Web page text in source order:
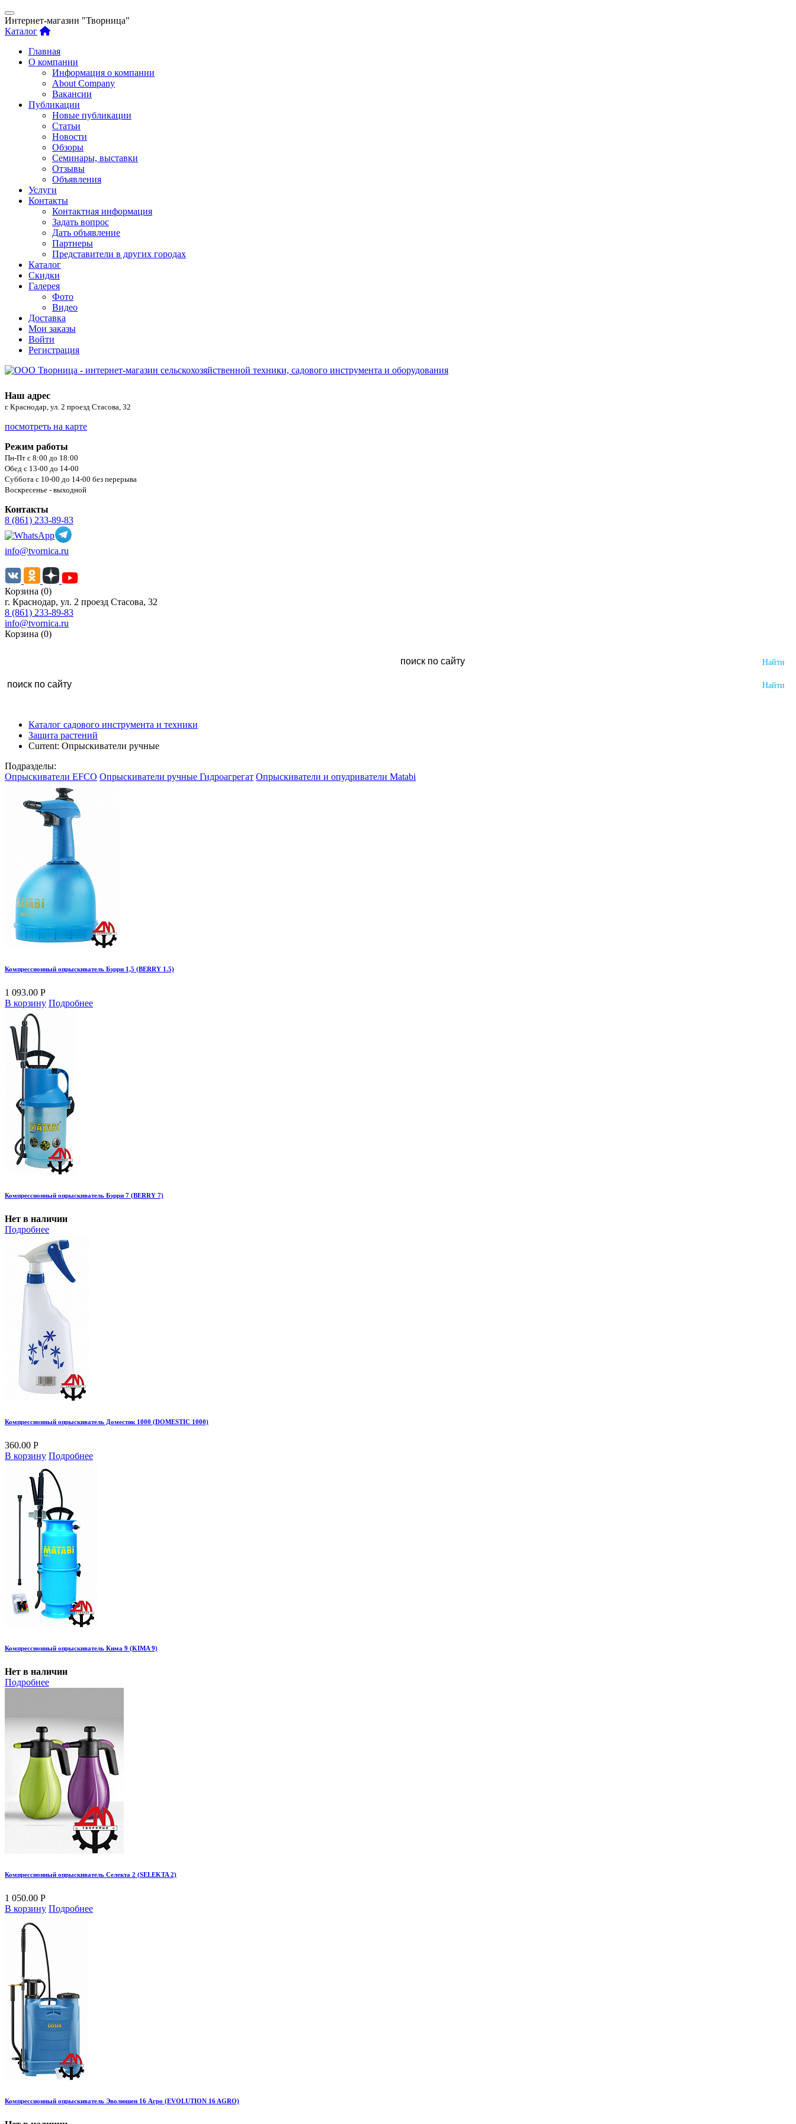
Интернет-магазин "Творница"
Каталог
Главная
О компании
Информация о компании
About Company
Вакансии
Публикации
Новые публикации
Статьи
Новости
Обзоры
Семинары, выставки
Отзывы
Объявления
Услуги
Контакты
Контактная информация
Задать вопрос
Дать объявление
Партнеры
Представители в других городах
Каталог
Скидки
Галерея
Фото
Видео
Доставка
Мои заказы
Войти
Регистрация
Наш адрес
г. Краснодар, ул. 2 проезд Стасова, 32
посмотреть на карте
Режим работы
Пн-Пт с 8:00 до 18:00
Обед с 13-00 до 14-00
Суббота с 10-00 до 14-00 без перерыва
Воскресенье - выходной
Контакты
8 (861) 233-89-83
info@tvornica.ru
Корзина (0)
г. Краснодар, ул. 2 проезд Стасова, 32
8 (861) 233-89-83
info@tvornica.ru
Корзина (0)
Каталог садового инструмента и техники
Защита растений
Current: Опрыскиватели ручные
Подразделы:
Опрыскиватели EFCO Опрыскиватели ручные Гидроагрегат Опрыскиватели и опудриватели Matabi
Компрессионный опрыскиватель Бэрри 1,5 (BERRY 1.5)
1 093.00 Р
В корзину Подробнее
Компрессионный опрыскиватель Бэрри 7 (BERRY 7)
Нет в наличии
Подробнее
Компрессионный опрыскиватель Доместик 1000 (DOMESTIC 1000)
360.00 Р
В корзину Подробнее
Компрессионный опрыскиватель Кима 9 (KIMA 9)
Нет в наличии
Подробнее
Компрессионный опрыскиватель Селекта 2 (SELEKTA 2)
1 050.00 Р
В корзину Подробнее
Компрессионный опрыскиватель Эволюшен 16 Агро (EVOLUTION 16 AGRO)